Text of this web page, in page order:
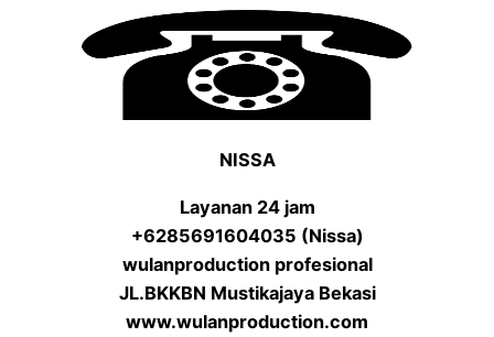
NISSA
Layanan 24 jam
+6285691604035 (Nissa)
wulanproduction profesional
JL.BKKBN Mustikajaya Bekasi
www.wulanproduction.com